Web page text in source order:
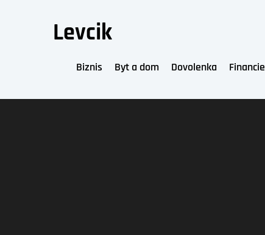
Levcik
Biznis Byt a dom Dovolenka Financie